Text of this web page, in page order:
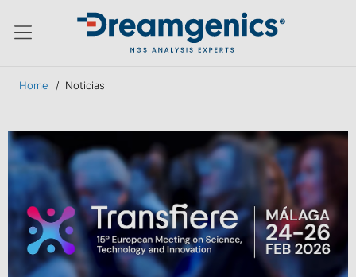
Menú conmutador hamburguesa
Home / Noticias